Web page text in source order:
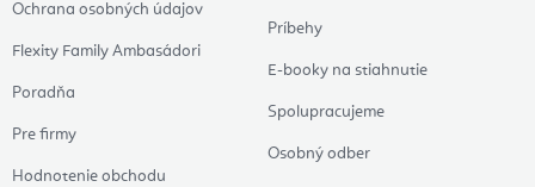
Ochrana osobných údajov
Flexity Family Ambasádori
Poradňa
Pre firmy
Hodnotenie obchodu
Príbehy
E-booky na stiahnutie
Spolupracujeme
Osobný odber